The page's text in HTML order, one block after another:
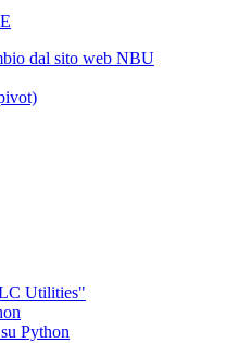
dal sito web NBU
Utilities"
Python